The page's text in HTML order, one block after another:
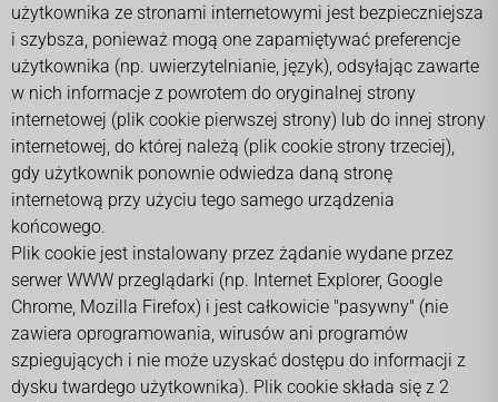
użytkownika ze stronami internetowymi jest bezpieczniejsza
i szybsza, ponieważ mogą one zapamiętywać preferencje
użytkownika (np. uwierzytelnianie, język), odsyłając zawarte
w nich informacje z powrotem do oryginalnej strony
internetowej (plik cookie pierwszej strony) lub do innej strony
internetowej, do której należą (plik cookie strony trzeciej),
gdy użytkownik ponownie odwiedza daną stronę
internetową przy użyciu tego samego urządzenia
końcowego.
Plik cookie jest instalowany przez żądanie wydane przez
serwer WWW przeglądarki (np. Internet Explorer, Google
Chrome, Mozilla Firefox) i jest całkowicie "pasywny" (nie
zawiera oprogramowania, wirusów ani programów
szpiegujących i nie może uzyskać dostępu do informacji z
dysku twardego użytkownika). Plik cookie składa się z 2